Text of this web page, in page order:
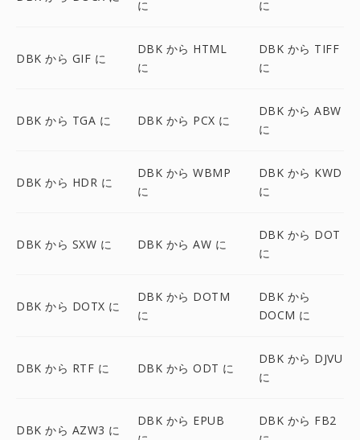
に
に
DBK から GIF に
DBK から HTML
に
DBK から TIFF
に
DBK から TGA に DBK から PCX に
DBK から ABW
に
DBK から HDR に
DBK から WBMP
に
DBK から KWD
に
DBK から SXW に DBK から AW に
DBK から DOT
に
DBK から DOTX に
DBK から DOTM
に
DBK から
DOCM に
DBK から RTF に DBK から ODT に
DBK から DJVU
に
DBK から AZW3 に
DBK から EPUB
DBK から FB2